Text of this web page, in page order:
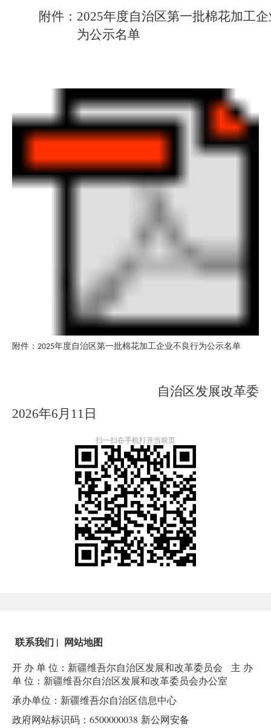
附件： 2025年度自治区第一批棉花加工
为公示名单
附件：2025年度自治区第一批棉花加工企业不良行为公示名单
自治区发展改革委
2026年6 月 11 日
扫一扫在手机打开当前页
联系我们 | 网站地图
开 办 单 位：新疆维吾尔自治区发展和改革委员会
主 办
单 位：新疆维吾尔自治区发展和改革委员会办公室
承办单位：新疆维吾尔自治区信息中心
政府网站标识码：6500000038 新公网安备